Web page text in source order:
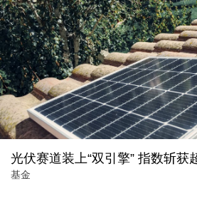
光伏赛道装上“双引擎” 指数斩获
基金